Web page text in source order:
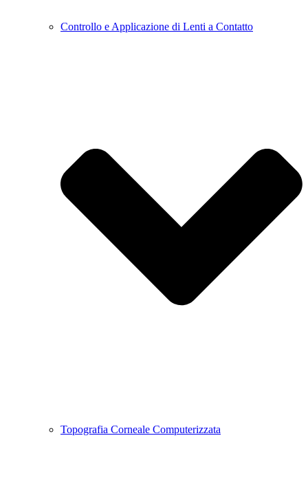
Controllo e Applicazione di Lenti a Contatto
Topografia Corneale Computerizzata